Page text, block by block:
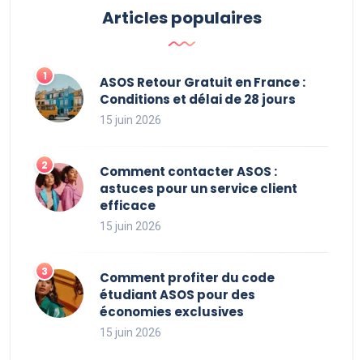
Articles populaires
ASOS Retour Gratuit en France :
Conditions et délai de 28 jours
15 juin 2026
Comment contacter ASOS :
astuces pour un service client
efficace
15 juin 2026
Comment profiter du code
étudiant ASOS pour des
économies exclusives
15 juin 2026